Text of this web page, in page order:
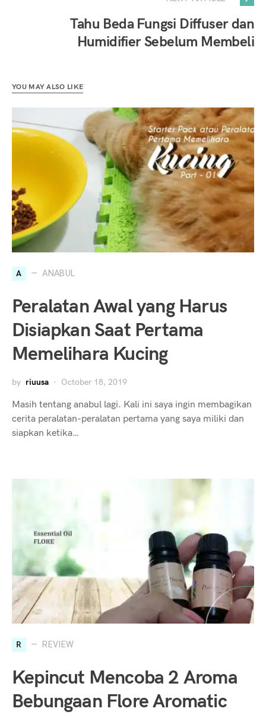
Tahu Beda Fungsi Diffuser dan
Humidifier Sebelum Membeli
YOU MAY ALSO LIKE
A ANABUL
Peralatan Awal yang Harus
Disiapkan Saat Pertama
Memelihara Kucing
by riuusa October 18, 2019
Masih tentang anabul lagi. Kali ini saya ingin membagikan
cerita peralatan-peralatan pertama yang saya miliki dan
siapkan ketika…
R REVIEW
Kepincut Mencoba 2 Aroma
Bebungaan Flore Aromatic